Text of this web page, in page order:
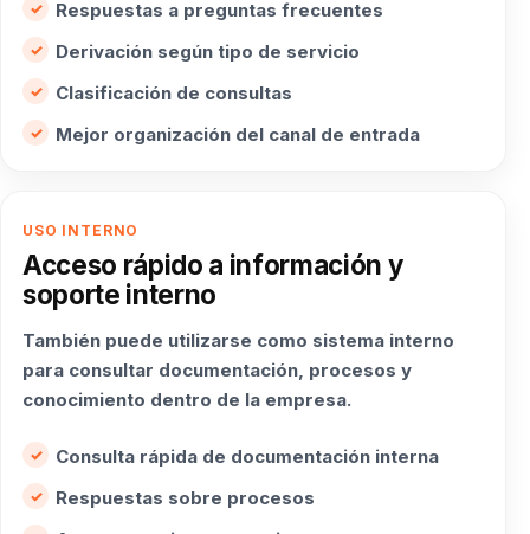
Respuestas a preguntas frecuentes
Derivación según tipo de servicio
Clasificación de consultas
Mejor organización del canal de entrada
USO INTERNO
Acceso rápido a información y
soporte interno
También puede utilizarse como sistema interno
para consultar documentación, procesos y
conocimiento dentro de la empresa.
Consulta rápida de documentación interna
Respuestas sobre procesos